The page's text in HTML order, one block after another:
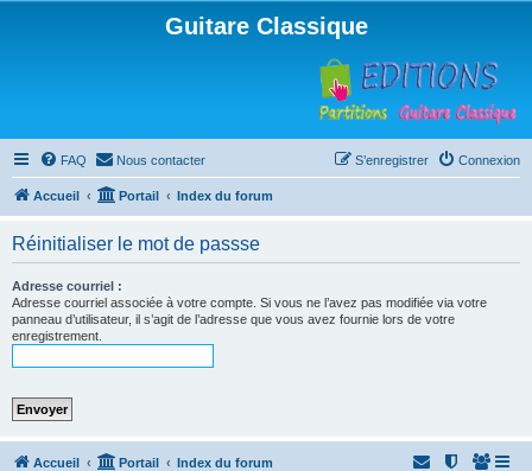
Guitare Classique
FAQ Nous contacter Connexion
S’enregistrer
Accueil Portail Index du forum
Réinitialiser le mot de passse
Adresse courriel :
Adresse courriel associée à votre compte. Si vous ne l’avez pas modifiée via votre
panneau d’utilisateur, il s’agit de l’adresse que vous avez fournie lors de votre
enregistrement.
Accueil Portail Index du forum